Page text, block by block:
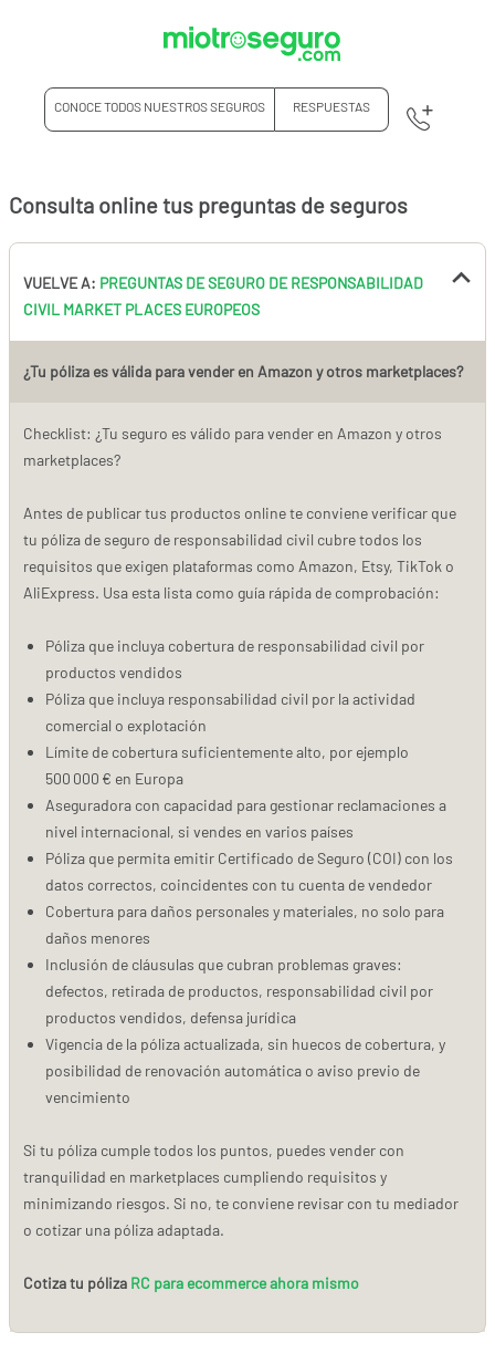
CONOCE TODOS NUESTROS SEGUROS RESPUESTAS
Consulta online tus preguntas de seguros
VUELVE A: PREGUNTAS DE SEGURO DE RESPONSABILIDAD
CIVIL MARKET PLACES EUROPEOS
¿Tu póliza es válida para vender en Amazon y otros marketplaces?
Checklist: ¿Tu seguro es válido para vender en Amazon y otros
marketplaces?
Antes de publicar tus productos online te conviene verificar que
tu póliza de seguro de responsabilidad civil cubre todos los
requisitos que exigen plataformas como Amazon, Etsy, TikTok o
AliExpress. Usa esta lista como guía rápida de comprobación:
Póliza que incluya cobertura de responsabilidad civil por
productos vendidos
Póliza que incluya responsabilidad civil por la actividad
comercial o explotación
Límite de cobertura suficientemente alto, por ejemplo
500 000 € en Europa
Aseguradora con capacidad para gestionar reclamaciones a
nivel internacional, si vendes en varios países
Póliza que permita emitir Certificado de Seguro (COI) con los
datos correctos, coincidentes con tu cuenta de vendedor
Cobertura para daños personales y materiales, no solo para
daños menores
Inclusión de cláusulas que cubran problemas graves:
defectos, retirada de productos, responsabilidad civil por
productos vendidos, defensa jurídica
Vigencia de la póliza actualizada, sin huecos de cobertura, y
posibilidad de renovación automática o aviso previo de
vencimiento
Si tu póliza cumple todos los puntos, puedes vender con
tranquilidad en marketplaces cumpliendo requisitos y
minimizando riesgos. Si no, te conviene revisar con tu mediador
o cotizar una póliza adaptada.
Cotiza tu póliza RC para ecommerce ahora mismo